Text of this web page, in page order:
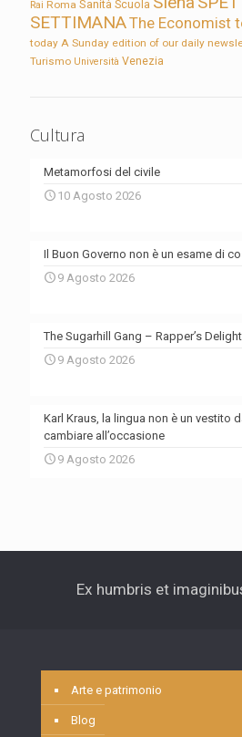
Rai Roma Sanità Scuola
SETTIMANAThe Economist
today A Sunday edition of our daily
Turismo Università Venezia
Cultura
Metamorfosi del civile
10 Agosto 2026
Il Buon Governo non è un esame di
9 Agosto 2026
The Sugarhill Gang – Rapper’s Delight
9 Agosto 2026
Karl Kraus, la lingua non è un vestito
cambiare all’occasione
9 Agosto 2026
Ex humbris et
Arte e patrimonio
Blog